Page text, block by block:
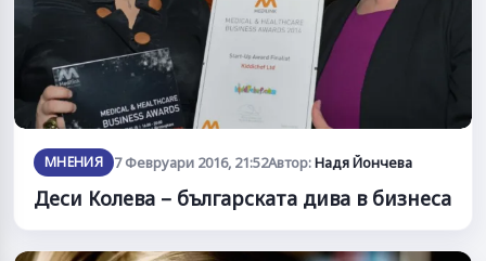
МНЕНИЯ 7 Февруари 2016, 21:52Автор:Надя Йончева
Деси Колева – българската дива в бизнеса